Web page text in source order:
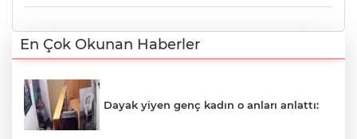
En Çok Okunan Haberler
Dayak yiyen genç kadın o anları anlattı: